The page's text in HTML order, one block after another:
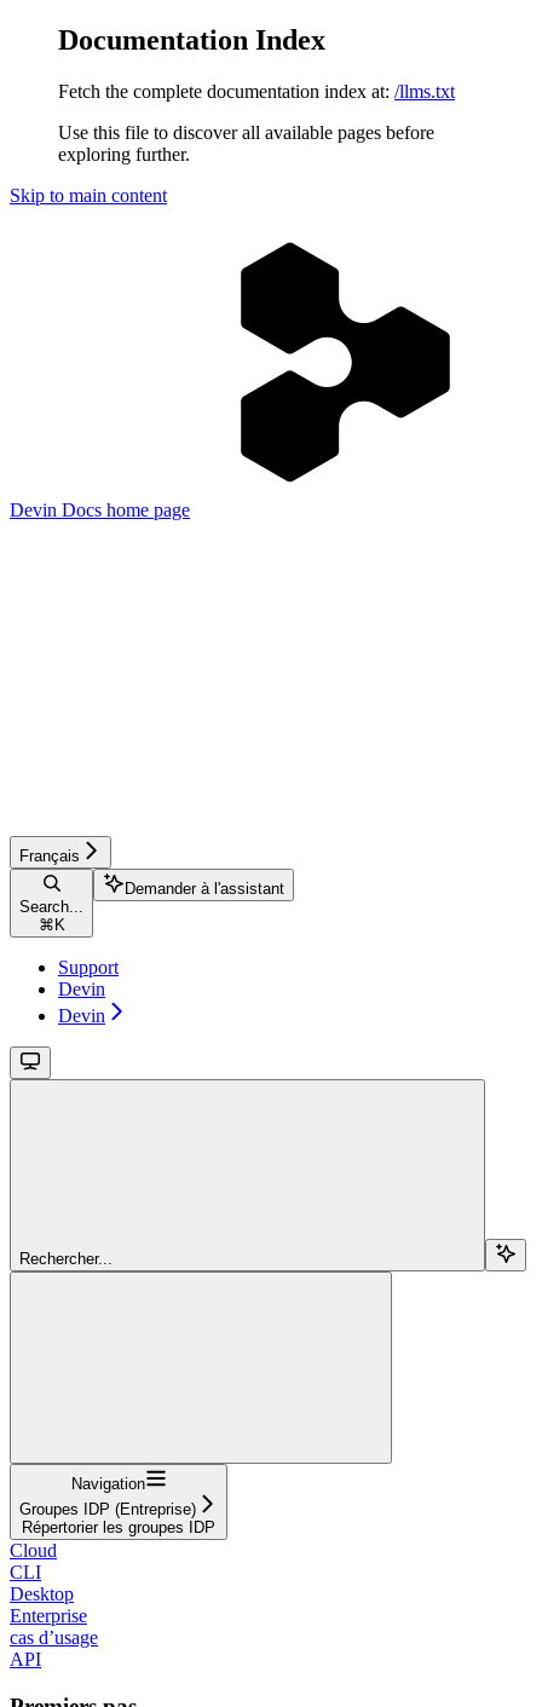
Documentation Index
Fetch the complete documentation index at: /llms.txt
Use this file to discover all available pages before
exploring further.
Skip to main content
Devin Docs home page
Français
Search...
⌘ K
Demander à l'assistant
Support
Devin
Devin
Rechercher...
Navigation
Groupes IDP (Entreprise)
Répertorier les groupes IDP
Cloud
CLI
Desktop
Enterprise
cas d’usage
API